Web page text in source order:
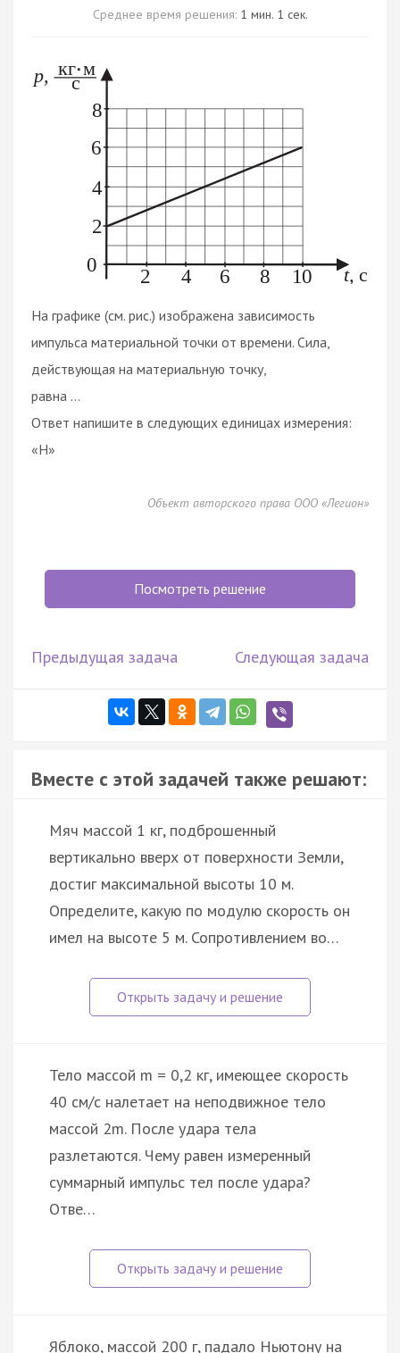
Среднее время решения: 1 мин. 1 сек.
На графике (см. рис.) изображена зависимость
импульса материальной точки от времени. Сила,
действующая на материальную точку,
равна ...
Ответ напишите в следующих единицах измерения:
«Н»
Объект авторского права ООО «Легион»
Посмотреть решение
Предыдущая задача Следующая задача
Вместе с этой задачей также решают:
Мяч массой 1 кг, подброшенный
вертикально вверх от поверхности Земли,
достиг максимальной высоты 10 м.
Определите, какую по модулю скорость он
имел на высоте 5 м. Сопротивлением во…
Тело массой m = 0,2 кг, имеющее скорость
40 см/с налетает на неподвижное тело
массой 2m. После удара тела
разлетаются. Чему равен измеренный
суммарный импульс тел после удара?
Отве…
Яблоко, массой 200 г, падало Ньютону на